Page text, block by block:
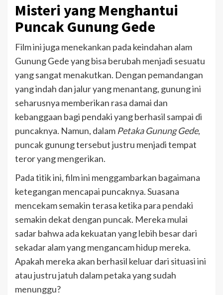
Misteri yang Menghantui
Puncak Gunung Gede
Film ini juga menekankan pada keindahan alam
Gunung Gede yang bisa berubah menjadi sesuatu
yang sangat menakutkan. Dengan pemandangan
yang indah dan jalur yang menantang, gunung ini
seharusnya memberikan rasa damai dan
kebanggaan bagi pendaki yang berhasil sampai di
puncaknya. Namun, dalam Petaka Gunung Gede,
puncak gunung tersebut justru menjadi tempat
teror yang mengerikan.
Pada titik ini, film ini menggambarkan bagaimana
ketegangan mencapai puncaknya. Suasana
mencekam semakin terasa ketika para pendaki
semakin dekat dengan puncak. Mereka mulai
sadar bahwa ada kekuatan yang lebih besar dari
sekadar alam yang mengancam hidup mereka.
Apakah mereka akan berhasil keluar dari situasi ini
atau justru jatuh dalam petaka yang sudah
menunggu?